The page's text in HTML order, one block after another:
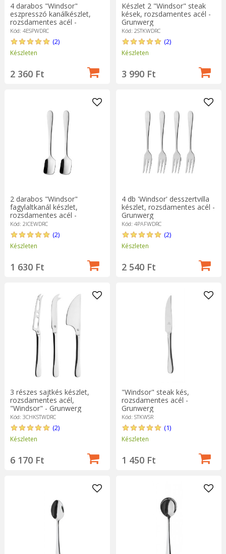
4 darabos "Windsor"
eszpresszó kanálkészlet,
rozsdamentes acél -
Grunwerg
Kód: 4ESPWDRC
(2)
Készleten
2 360 Ft
Készlet 2 "Windsor" steak
kések, rozsdamentes acél -
Grunwerg
Kód: 2STKWDRC
(2)
Készleten
3 990 Ft
2 darabos "Windsor"
fagylaltkanál készlet,
rozsdamentes acél -
Grunwerg
Kód: 2ICEWDRC
(2)
Készleten
1 630 Ft
4 db 'Windsor' desszertvilla
készlet, rozsdamentes acél -
Grunwerg
Kód: 4PAFWDRC
(2)
Készleten
2 540 Ft
3 részes sajtkés készlet,
rozsdamentes acél,
"Windsor" - Grunwerg
Kód: 3CHKSTWDRC
(2)
Készleten
6 170 Ft
"Windsor" steak kés,
rozsdamentes acél -
Grunwerg
Kód: STKWSR
(1)
Készleten
1 450 Ft